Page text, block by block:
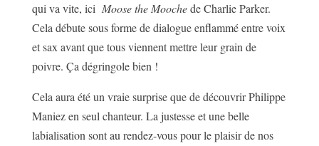
qui va vite, ici Moose the Moochede Charlie Parker.
Cela débute sous forme de dialogue enflammé entre voix
et sax avant que tous viennent mettre leur grain de
poivre. Ça dégringole bien !
Cela aura été un vraie surprise que de découvrir Philippe
Maniez en seul chanteur. La justesse et une belle
labialisation sont au rendez-vous pour le plaisir de nos